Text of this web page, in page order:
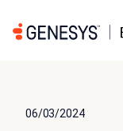
06/03/2024